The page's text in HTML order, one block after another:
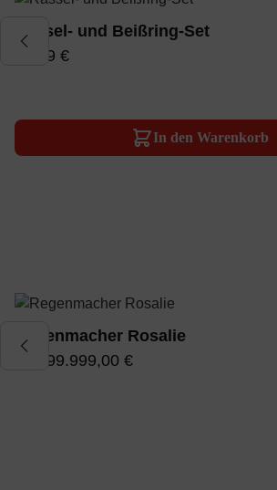
Rassel- und Beißring-Set
19,99 €
In den Warenkorb
Regenmacher Rosalie
99.999.999,00 €